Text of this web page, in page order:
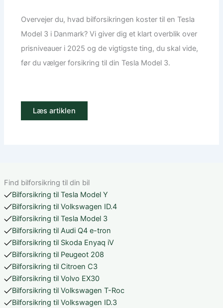
Overvejer du, hvad bilforsikringen koster til en Tesla
Model 3 i Danmark? Vi giver dig et klart overblik over
prisniveauer i 2025 og de vigtigste ting, du skal vide,
før du vælger forsikring til din Tesla Model 3.
Læs artiklen
Find bilforsikring til din bil
Bilforsikring til Tesla Model Y
Bilforsikring til Volkswagen ID.4
Bilforsikring til Tesla Model 3
Bilforsikring til Audi Q4 e-tron
Bilforsikring til Skoda Enyaq iV
Bilforsikring til Peugeot 208
Bilforsikring til Citroen C3
Bilforsikring til Volvo EX30
Bilforsikring til Volkswagen T-Roc
Bilforsikring til Volkswagen ID.3